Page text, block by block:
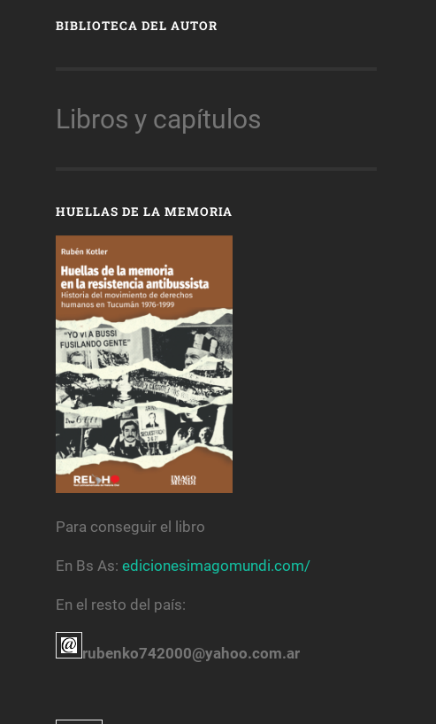
BIBLIOTECA DEL AUTOR
Libros y capítulos
HUELLAS DE LA MEMORIA
Para conseguir el libro
En Bs As: edicionesimagomundi.com/
En el resto del país:
rubenko742000@yahoo.com.ar